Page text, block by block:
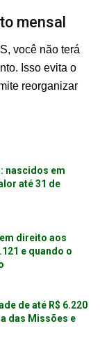
mensal
você não terá
Isso evita o
reorganizar
nascidos em
até 31 de
direito aos
e quando o
de até R$ 6.220
das Missões e